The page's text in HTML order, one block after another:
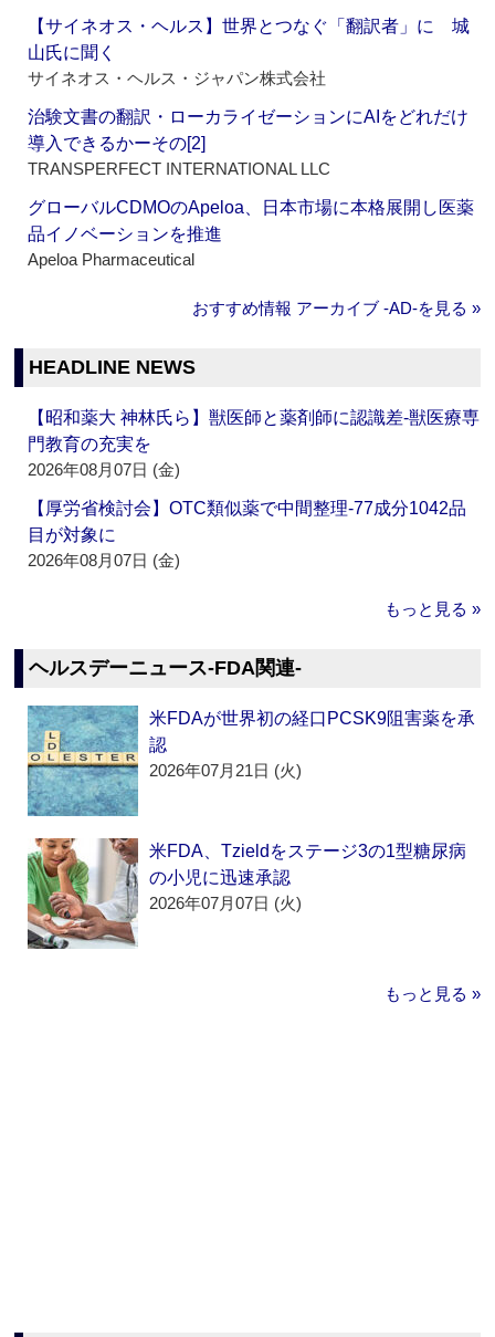
【サイネオス・ヘルス】世界とつなぐ「翻訳者」に 城
山氏に聞く
サイネオス・ヘルス・ジャパン株式会社
治験文書の翻訳・ローカライゼーションにAIをどれだけ
導入できるかーその[2]
TRANSPERFECT INTERNATIONAL LLC
グローバルCDMOのApeloa、日本市場に本格展開し医薬
品イノベーションを推進
Apeloa Pharmaceutical
おすすめ情報 アーカイブ ‐AD‐を見る »
HEADLINE NEWS
【昭和薬大 神林氏ら】獣医師と薬剤師に認識差‐獣医療専
門教育の充実を
2026年08月07日 (金)
【厚労省検討会】OTC類似薬で中間整理‐77成分1042品
目が対象に
2026年08月07日 (金)
もっと見る »
ヘルスデーニュース‐FDA関連‐
米FDAが世界初の経口PCSK9阻害薬を承
認
2026年07月21日 (火)
米FDA、Tzieldをステージ3の1型糖尿病
の小児に迅速承認
2026年07月07日 (火)
もっと見る »